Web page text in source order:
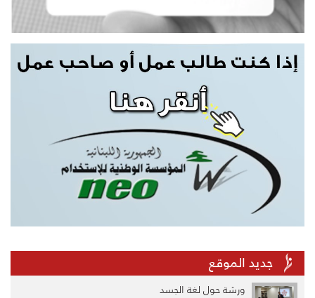
جديد الموقع
ورشة حول لغة الجسد